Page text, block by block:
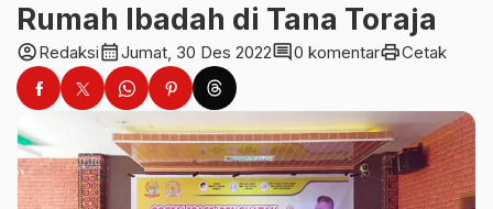
Rumah Ibadah di Tana Toraja
account_circleRedaksicalendar_monthJumat, 30 Des 2022comment0 komentarprintCetak